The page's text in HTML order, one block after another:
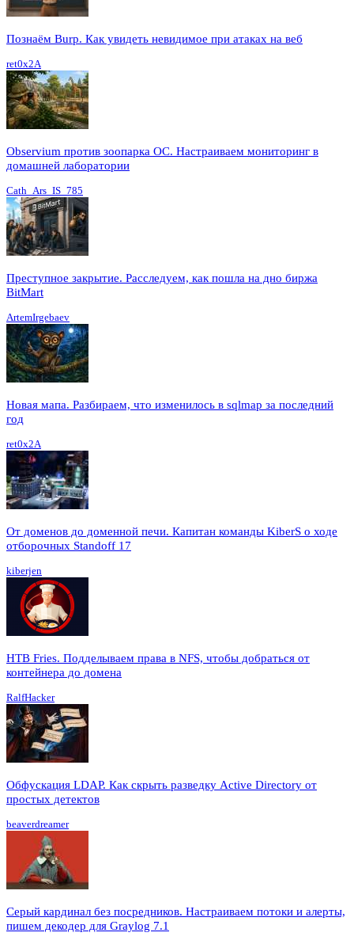
Познаём Burp. Как увидеть невидимое при атаках на веб
ret0x2A
Observium против зоопарка ОС. Настраиваем мониторинг в
домашней лаборатории
Cath_Ars_IS_785
Преступное закрытие. Расследуем, как пошла на дно биржа
BitMart
ArtemIrgebaev
Новая мапа. Разбираем, что изменилось в sqlmap за последний
год
ret0x2A
От доменов до доменной печи. Капитан команды KiberS о ходе
отборочных Standoff 17
kiberjen
HTB Fries. Подделываем права в NFS, чтобы добраться от
контейнера до домена
RalfHacker
Обфускация LDAP. Как скрыть разведку Active Directory от
простых детектов
beaverdreamer
Серый кардинал без посредников. Настраиваем потоки и алерты,
пишем декодер для Graylog 7.1